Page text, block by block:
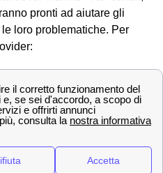
pronti ad aiutare gli
loro problematiche. Per
Numero Verde
Indirizzo mail per PEC